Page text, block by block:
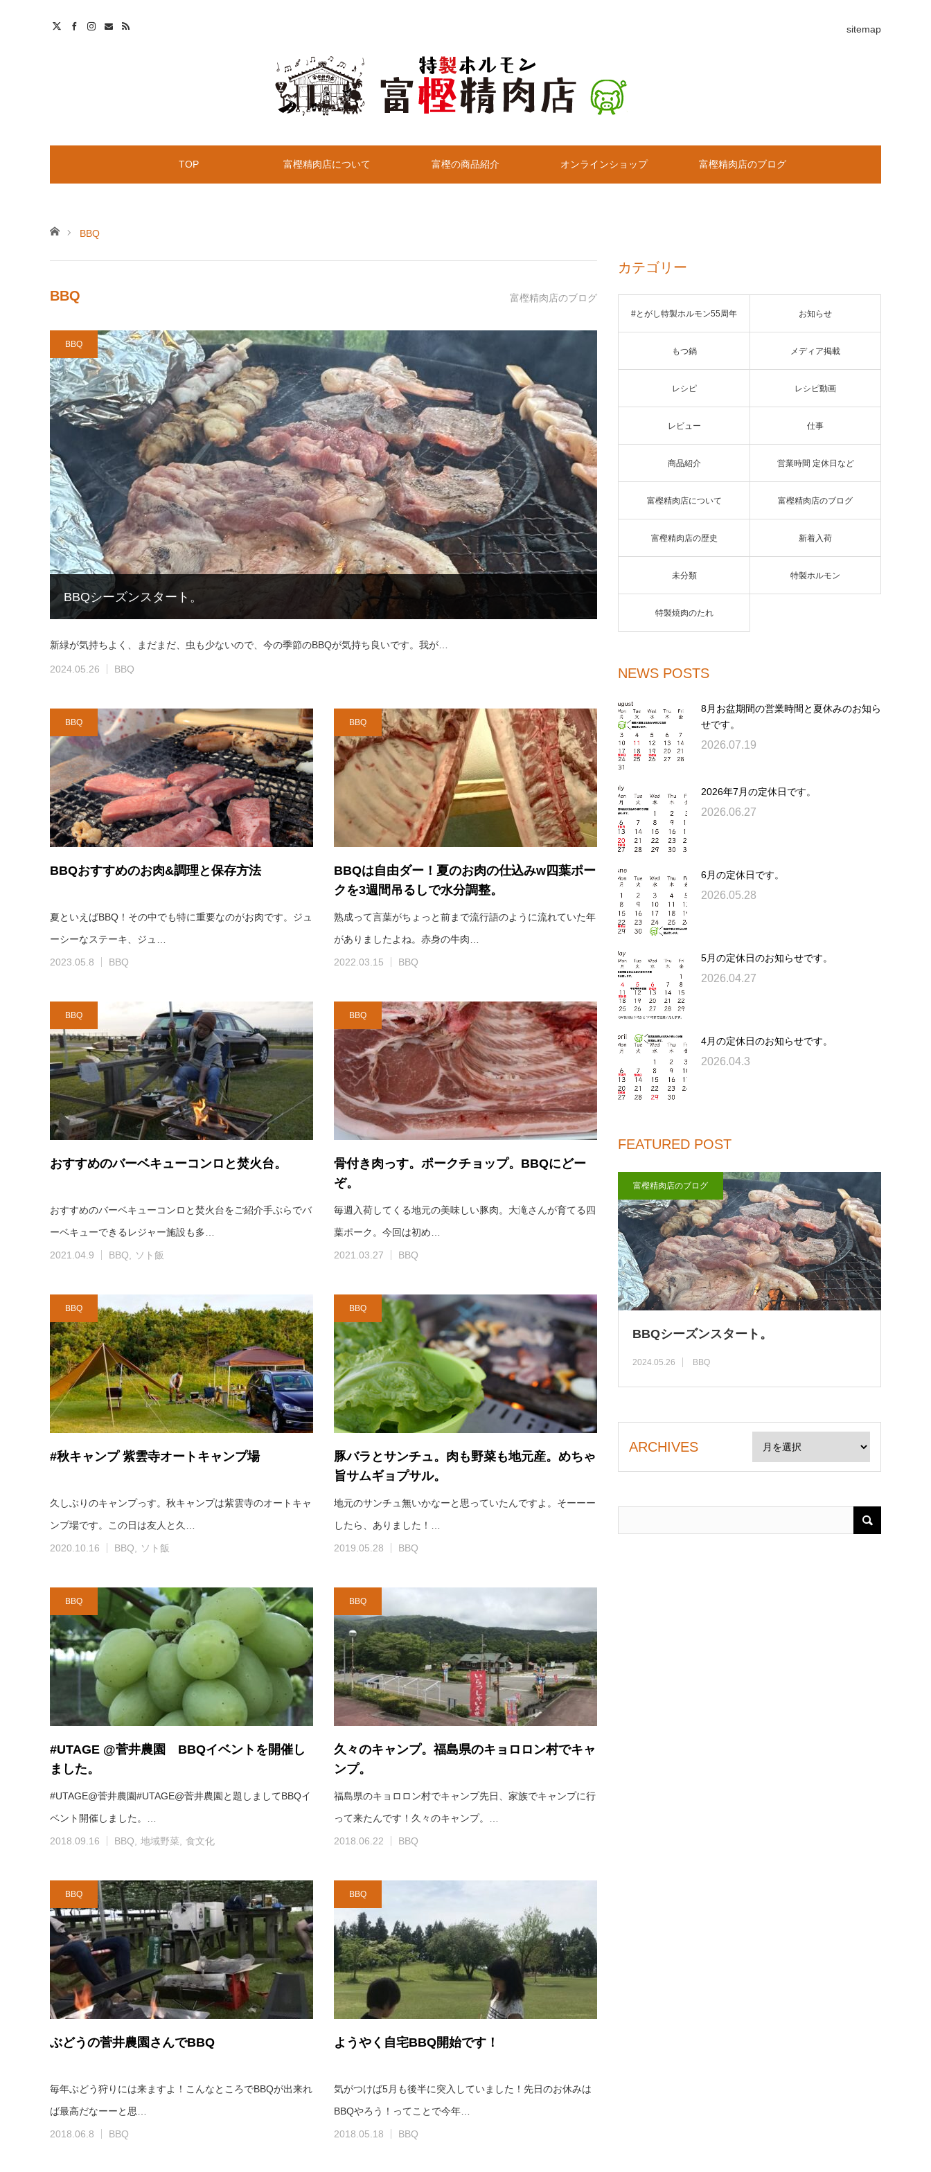
TOP 富樫精肉店について 富樫の商品紹介 オンラインショップ 富樫精肉店のブログ
sitemap
ホームBBQ
BBQ 富樫精肉店のブログ
BBQ
BBQシーズンスタート。
新緑が気持ちよく、まだまだ、虫も少ないので、今の季節のBBQが気持ち良いです。我が…
2024.05.26 BBQ
BBQ
BBQおすすめのお肉&調理と保存方法
夏といえばBBQ！その中でも特に重要なのがお肉です。ジュ
ーシーなステーキ、ジュ…
2023.05.8 BBQ
BBQ
BBQは自由ダー！夏のお肉の仕込みw四葉ポー
クを3週間吊るしで水分調整。
熟成って言葉がちょっと前まで流行語のように流れていた年
がありましたよね。赤身の牛肉…
2022.03.15 BBQ
BBQ
おすすめのバーベキューコンロと焚火台。
おすすめのバーベキューコンロと焚火台をご紹介手ぶらでバ
ーベキューできるレジャー施設も多…
2021.04.9 BBQ ソト飯
BBQ
骨付き肉っす。ポークチョップ。BBQにどー
ぞ。
毎週入荷してくる地元の美味しい豚肉。大滝さんが育てる四
葉ポーク。今回は初め…
2021.03.27 BBQ
BBQ
#秋キャンプ 紫雲寺オートキャンプ場
久しぶりのキャンプっす。秋キャンプは紫雲寺のオートキャ
ンプ場です。この日は友人と久…
2020.10.16 BBQ ソト飯
BBQ
豚バラとサンチュ。肉も野菜も地元産。めちゃ
旨サムギョプサル。
地元のサンチュ無いかなーと思っていたんですよ。そーーー
したら、ありました！…
2019.05.28 BBQ
BBQ
#UTAGE @菅井農園 BBQイベントを開催し
ました。
#UTAGE@菅井農園#UTAGE@菅井農園と題しましてBBQイ
ベント開催しました。…
2018.09.16 BBQ 地域野菜 食文化
BBQ
久々のキャンプ。福島県のキョロロン村でキャ
ンプ。
福島県のキョロロン村でキャンプ先日、家族でキャンプに行
って来たんです！久々のキャンプ。…
2018.06.22 BBQ
BBQ
ぶどうの菅井農園さんでBBQ
毎年ぶどう狩りには来ますよ！こんなところでBBQが出来れ
ば最高だなーーと思…
2018.06.8 BBQ
BBQ
ようやく自宅BBQ開始です！
気がつけば5月も後半に突入していました！先日のお休みは
BBQやろう！ってことで今年…
2018.05.18 BBQ
カテゴリー
#とがし特製ホルモン55周年 お知らせ
もつ鍋 メディア掲載
レシピ レシピ動画
レビュー 仕事
商品紹介 営業時間 定休日など
富樫精肉店について 富樫精肉店のブログ
富樫精肉店の歴史 新着入荷
未分類 特製ホルモン
特製焼肉のたれ
NEWS POSTS
8月お盆期間の営業時間と夏休みのお知ら
せです。
2026.07.19
2026年7月の定休日です。
2026.06.27
6月の定休日です。
2026.05.28
5月の定休日のお知らせです。
2026.04.27
4月の定休日のお知らせです。
2026.04.3
FEATURED POST
富樫精肉店のブログ
BBQシーズンスタート。
2024.05.26 BBQ
ARCHIVES